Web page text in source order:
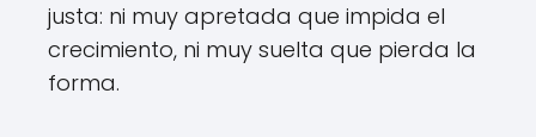
justa: ni muy apretada que impida el
crecimiento, ni muy suelta que pierda la
forma.